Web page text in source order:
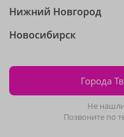
Нижний Новгород
Новосибирск
Города
Не
Позвоните по